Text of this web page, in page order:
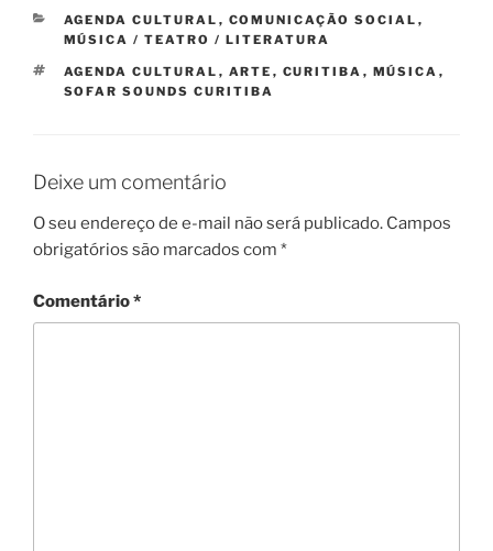
CATEGORIAS
AGENDA CULTURAL , COMUNICAÇÃO SOCIAL ,
MÚSICA / TEATRO / LITERATURA
TAGS
AGENDA CULTURAL , ARTE , CURITIBA , MÚSICA ,
SOFAR SOUNDS CURITIBA
Deixe um comentário
O seu endereço de e-mail não será publicado. Campos
obrigatórios são marcados com *
Comentário*